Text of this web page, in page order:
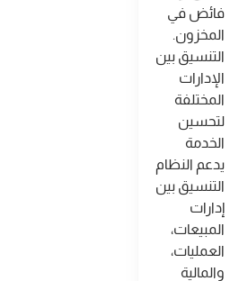
فائض في
المخزون.
التنسيق بين
الإدارات
المختلفة
لتحسين
الخدمة
يدعم النظام
التنسيق بين
إدارات
المبيعات،
العمليات،
والمالية